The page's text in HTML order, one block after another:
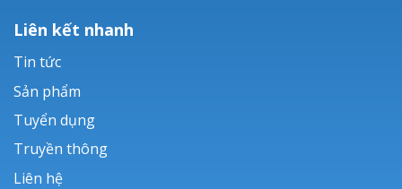
Liên kết nhanh
Tin tức
Sản phẩm
Tuyển dụng
Truyền thông
Liên hệ